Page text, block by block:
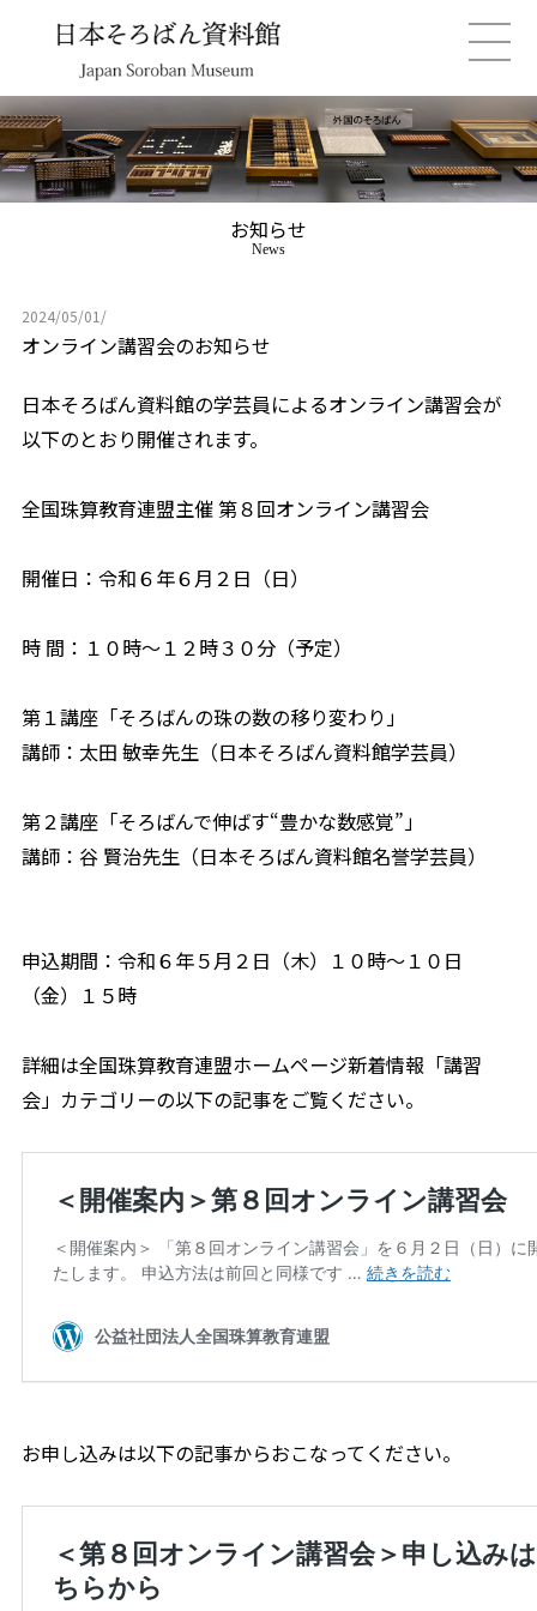
お知らせ
News
2024/05/01/
オンライン講習会のお知らせ
日本そろばん資料館の学芸員によるオンライン講習会が
以下のとおり開催されます。
全国珠算教育連盟主催 第８回オンライン講習会
開催日：令和６年６月２日（日）
時 間：１０時～１２時３０分（予定）
第１講座「そろばんの珠の数の移り変わり」
講師：太田 敏幸先生（日本そろばん資料館学芸員）
第２講座「そろばんで伸ばす“豊かな数感覚”」
講師：谷 賢治先生（日本そろばん資料館名誉学芸員）
申込期間：令和６年５月２日（木）１０時～１０日
（金）１５時
詳細は全国珠算教育連盟ホームページ新着情報「講習
会」カテゴリーの以下の記事をご覧ください。
お申し込みは以下の記事からおこなってください。